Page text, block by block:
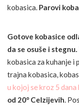
kobasica. Parovi
Gotove kobasice
da se osuše i stegnu.
kobasica za kuhanje i
trajna kobasica,
u kojoj se kroz 5 dana
od 20° Celzijevih.